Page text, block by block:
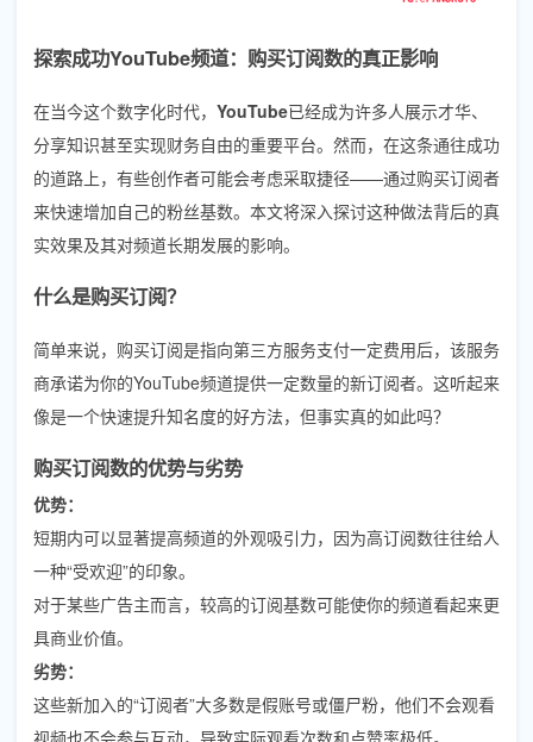
探索成功YouTube频道：购买订阅数的真正影响
在当今这个数字化时代， YouTube已经成为许多人展示才华、
分享知识甚至实现财务自由的重要平台。然而，在这条通往成功
的道路上，有些创作者可能会考虑采取捷径——通过购买订阅者
来快速增加自己的粉丝基数。本文将深入探讨这种做法背后的真
实效果及其对频道长期发展的影响。
什么是购买订阅？
简单来说，购买订阅是指向第三方服务支付一定费用后，该服务
商承诺为你的YouTube频道提供一定数量的新订阅者。这听起来
像是一个快速提升知名度的好方法，但事实真的如此吗？
购买订阅数的优势与劣势
优势：
短期内可以显著提高频道的外观吸引力，因为高订阅数往往给人
一种“受欢迎”的印象。
对于某些广告主而言，较高的订阅基数可能使你的频道看起来更
具商业价值。
劣势：
这些新加入的“订阅者”大多数是假账号或僵尸粉，他们不会观看
视频也不会参与互动，导致实际观看次数和点赞率极低。